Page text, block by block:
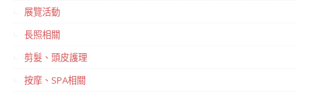
展覽活動
長照相關
剪髮、頭皮護理
按摩、SPA相關